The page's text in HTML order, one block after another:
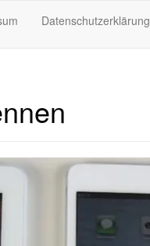
Datenschutzerklärung